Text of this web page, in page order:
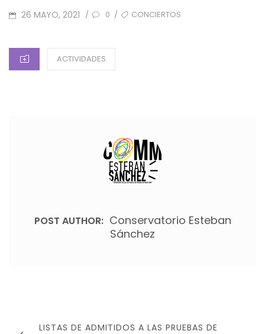
POSTED
26 MAYO, 2021 / 0 / TAGSCONCIERTOS
CATEGORIES
ACTIVIDADES
POST AUTHOR: Conservatorio Esteban
Sánchez
PREVIOUS
LISTAS DE ADMITIDOS A LAS PRUEBAS DE